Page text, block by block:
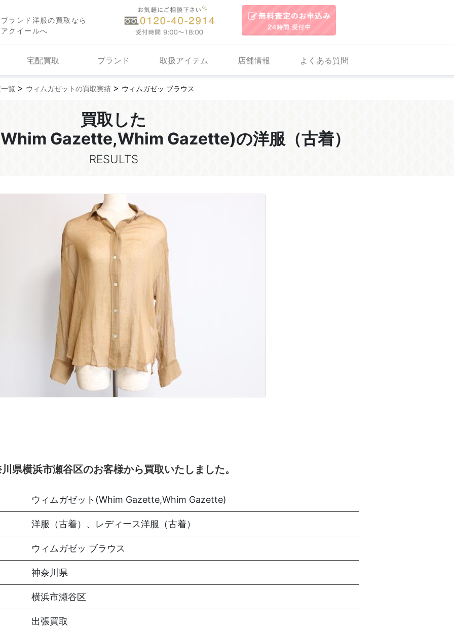
ブランド洋服の買取なら
アクイールへ
宅配買取 ブランド 取扱アイテム 店舗情報 よくある質問
覧 > ウィムガゼットの買取実績 > ウィムガゼッ ブラウス
買取した
Gazette,Whim Gazette)の洋服（古着）
RESULTS
県横浜市瀬谷区のお客様から買取いたしました。
ウィムガゼット(Whim Gazette,Whim Gazette)
洋服（古着）、レディース洋服（古着）
ウィムガゼッ ブラウス
神奈川県
横浜市瀬谷区
出張買取